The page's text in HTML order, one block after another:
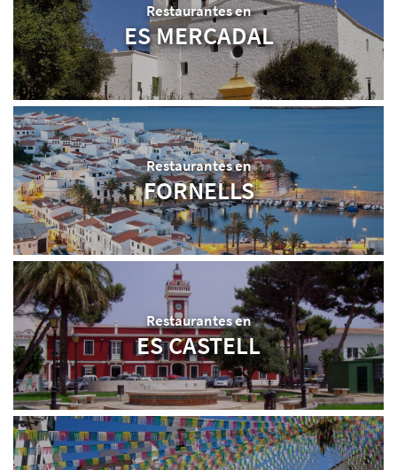
Restaurantes en
ES MERCADAL
Restaurantes en
FORNELLS
Restaurantes en
ES CASTELL